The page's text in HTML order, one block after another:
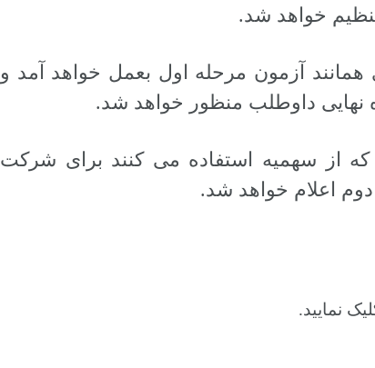
خواهد شد.
آزمون مرحله اول بعمل خواهد آمد و
نهایی داوطلب منظور خواهد شد.
که از سهمیه استفاده می کنند برای شرکت
دوم اعلام خواهد شد.
نمایید.
0+ 0+